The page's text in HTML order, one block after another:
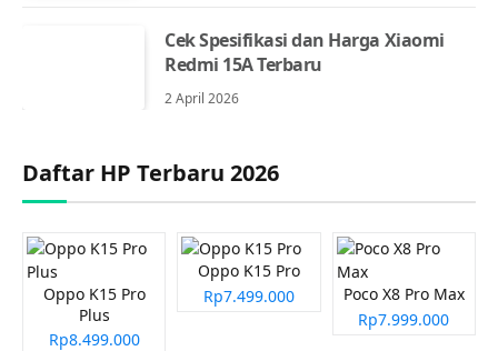
Cek Spesifikasi dan Harga Xiaomi
Redmi 15A Terbaru
2 April 2026
Daftar HP Terbaru 2026
Oppo K15 Pro
Plus
Rp8.499.000
Oppo K15 Pro
Rp7.499.000
Poco X8 Pro Max
Rp7.999.000